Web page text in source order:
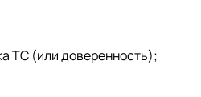
ТС (или доверенность);